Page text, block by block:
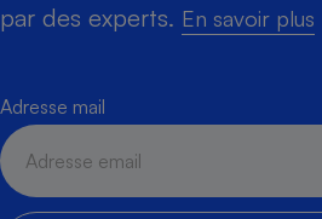
par des experts. En savoir plus
Adresse mail